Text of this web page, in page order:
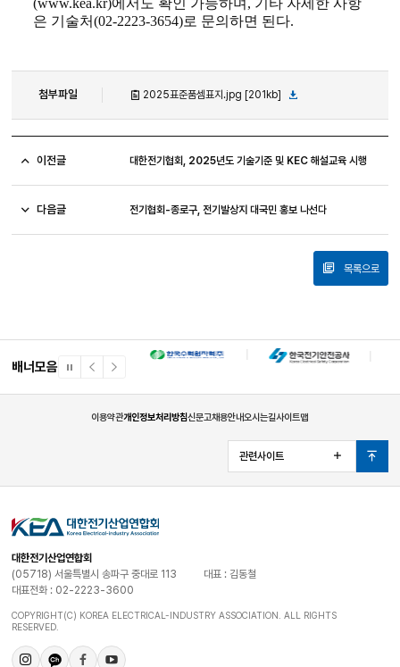
(www.kea.kr)에서도 확인 가능하며, 기타 자세한 사항
은 기술처(02-2223-3654)로 문의하면 된다.
첨부파일 2025표준품셈표지.jpg [201kb]
이전글 대한전기협회, 2025년도 기술기준 및 KEC 해설교육 시행
다음글 전기협회-종로구, 전기발상지 대국민 홍보 나선다
목록으로
배너모음
일
이
너
다
너
이용약관개인정보처리방침신문고채용안내오시는길사이트맵
관련사이트
열
기
맨
위
로
대한전기산업연합회
(05718) 서울특별시 송파구 중대로 113
대표 : 김동철
대표전화 : 02-2223-3600
COPYRIGHT(C) KOREA ELECTRICAL-INDUSTRY ASSOCIATION. ALL RIGHTS
RESERVED.